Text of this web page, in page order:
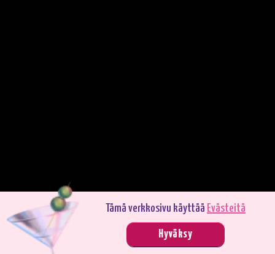
Pelaa demotilassa. Oikealla rahalla pelaaminen on jännittävämpää.
Tämä verkkosivu käyttää Evästeitä
Hyväksy